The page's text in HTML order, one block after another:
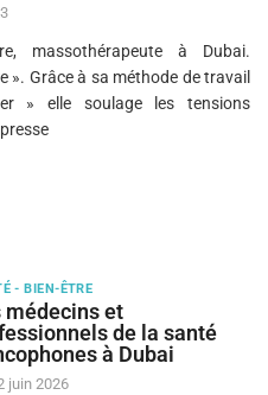
massothérapeute à Dubai.
». Grâce à sa méthode de travail
» elle soulage les tensions
- BIEN-ÊTRE
médecins et
de la santé
à Dubai
juin 2026